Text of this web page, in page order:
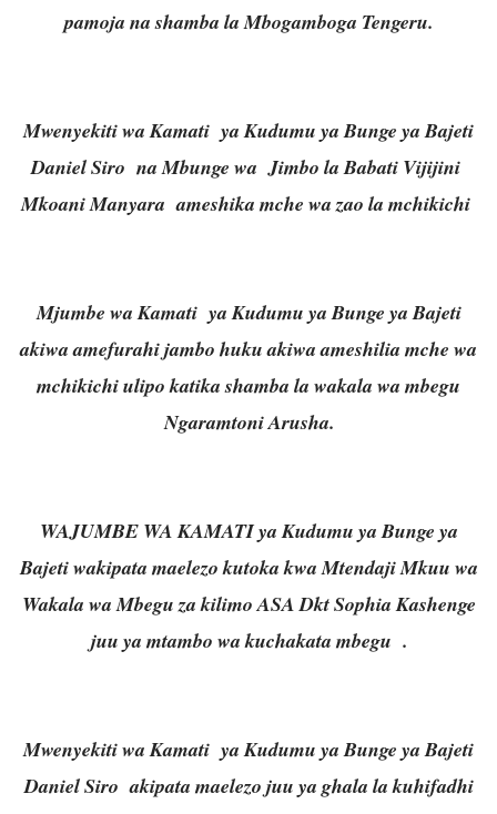
pamoja na shamba la Mbogamboga Tengeru.
Mwenyekiti wa Kamati ya Kudumu ya Bunge ya Bajeti
Daniel Siro na Mbunge wa Jimbo la Babati Vijijini
Mkoani Manyara ameshika mche wa zao la mchikichi
Mjumbe wa Kamati ya Kudumu ya Bunge ya Bajeti
akiwa amefurahi jambo huku akiwa ameshilia mche wa
mchikichi ulipo katika shamba la wakala wa mbegu
Ngaramtoni Arusha.
WAJUMBE WA KAMATI ya Kudumu ya Bunge ya
Bajeti wakipata maelezo kutoka kwa Mtendaji Mkuu wa
Wakala wa Mbegu za kilimo ASA Dkt Sophia Kashenge
juu ya mtambo wa kuchakata mbegu .
Mwenyekiti wa Kamati ya Kudumu ya Bunge ya Bajeti
Daniel Siro akipata maelezo juu ya ghala la kuhifadhi